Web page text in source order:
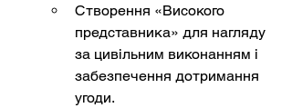
Створення «Високого
представника» для нагляду
за цивільним виконанням і
забезпечення дотримання
угоди.